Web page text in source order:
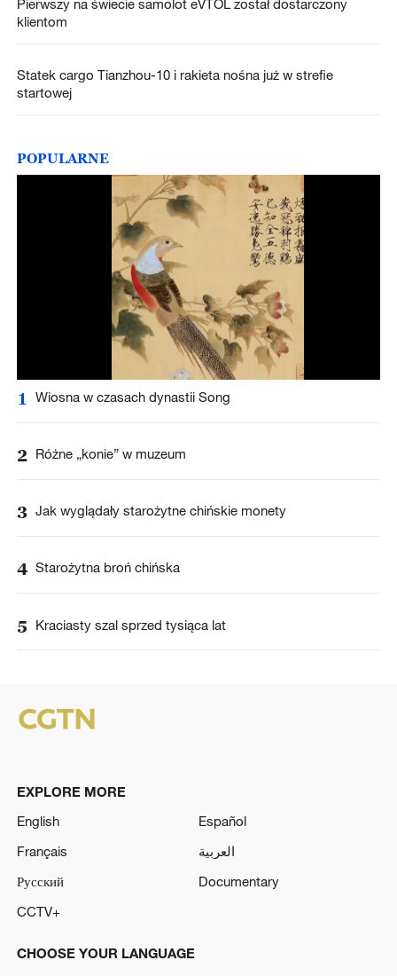
Pierwszy na świecie samolot eVTOL został dostarczony
klientom
Statek cargo Tianzhou-10 i rakieta nośna już w strefie
startowej
POPULARNE
1 Wiosna w czasach dynastii Song
2 Różne „konie” w muzeum
3 Jak wyglądały starożytne chińskie monety
4 Starożytna broń chińska
5 Kraciasty szal sprzed tysiąca lat
EXPLORE MORE
English
Español
Français
العربية
Русский
Documentary
CCTV+
CHOOSE YOUR LANGUAGE